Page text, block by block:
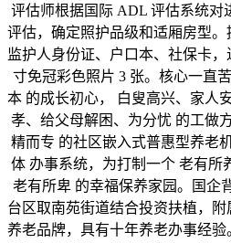
评估师根据国际 ADL 评估系统对
评估，确定照护品级和适厢房型
监护人身份证、户口本、社保卡
寸免冠彩色照片 3 张。核心一直
本 的成长初心， 白叟高兴、家人
孝、给父母解困、为分忧 的工做
精而专 的社区嵌入式普惠型养老
体 办事系统，为打制一个 老有所
老有所卑 的幸福保养家园。国企
台区取南苑街道结合投资扶植，
养老品牌，具有十年养老办事经